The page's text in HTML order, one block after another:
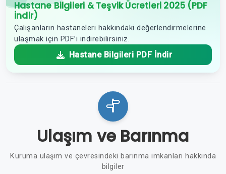
Hastane Bilgileri & Teşvik Ücretleri 2025 (PDF
İndir)
Çalışanların hastaneleri hakkındaki değerlendirmelerine
ulaşmak için PDF’i indirebilirsiniz.
Hastane Bilgileri PDF İndir
Ulaşım ve Barınma
Kuruma ulaşım ve çevresindeki barınma imkanları hakkında
bilgiler